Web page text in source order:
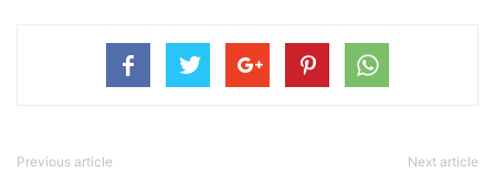
Previous article Next article